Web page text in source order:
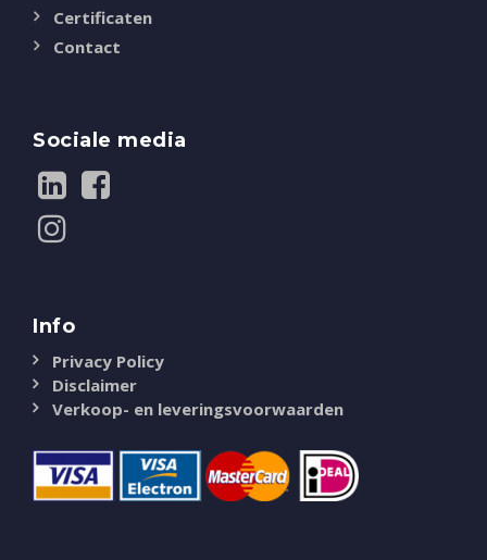
Certificaten
Contact
Sociale media
Info
Privacy Policy
Disclaimer
Verkoop- en leveringsvoorwaarden